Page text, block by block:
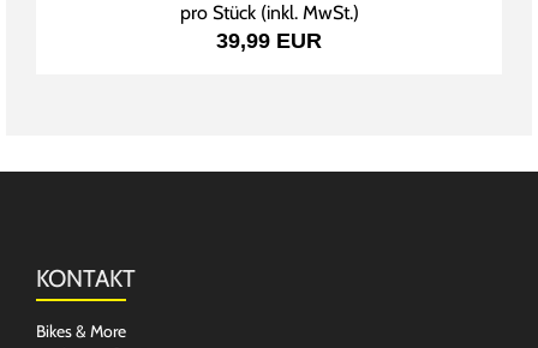
pro Stück (inkl. MwSt.)
39,99 EUR
KONTAKT
Bikes & More